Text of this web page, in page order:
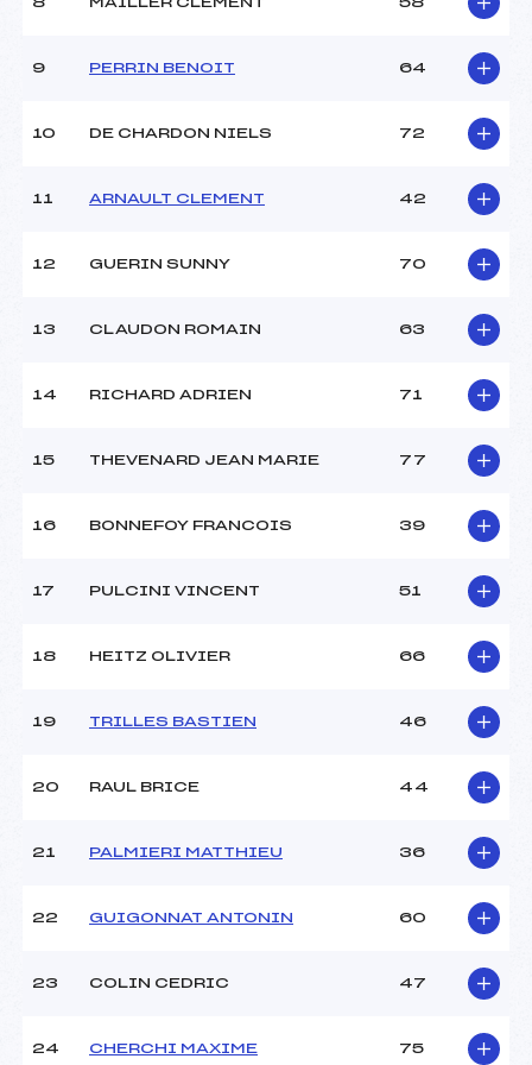
8 MAILLER CLEMENT 58
9 PERRIN BENOIT 64
10 DE CHARDON NIELS 72
11 ARNAULT CLEMENT 42
12 GUERIN SUNNY 70
13 CLAUDON ROMAIN 63
14 RICHARD ADRIEN 71
15 THEVENARD JEAN MARIE 77
16 BONNEFOY FRANCOIS 39
17 PULCINI VINCENT 51
18 HEITZ OLIVIER 66
19 TRILLES BASTIEN 46
20 RAUL BRICE 44
21 PALMIERI MATTHIEU 36
22 GUIGONNAT ANTONIN 60
23 COLIN CEDRIC 47
24 CHERCHI MAXIME 75